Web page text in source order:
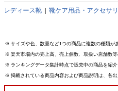
レディース靴 | 靴ケア用品・アクセサ
※ サイズや色、数量など1つの商品に複数の種類が
※ 楽天市場内の売上高、売上個数、取扱い店舗数
※ ランキングデータ集計時点で販売中の商品を紹
※ 掲載されている商品内容および商品説明は、各